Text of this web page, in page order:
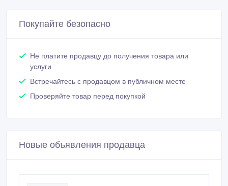
Покупайте безопасно
Не платите продавцу до получения товара или
услуги
Встречайтесь с продавцом в публичном месте
Проверяйте товар перед покупкой
Новые объявления продавца